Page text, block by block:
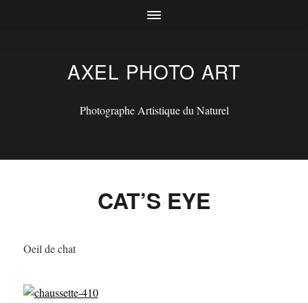
AXEL PHOTO ART
Photographe Artistique du Naturel
CAT’S EYE
Oeil de chat